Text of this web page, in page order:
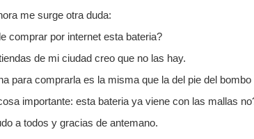
me surge otra duda:
comprar por internet esta bateria?
de mi ciudad creo que no las hay.
para comprarla es la misma que la del pie del
importante: esta bateria ya viene con las mallas
a todos y gracias de antemano.